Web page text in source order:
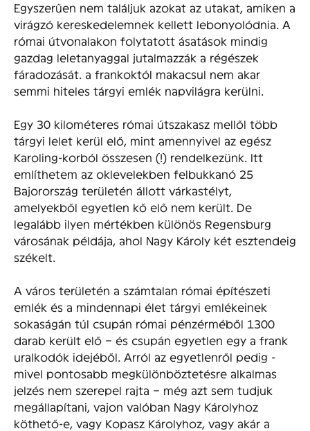
Egyszerűen nem találjuk azokat az utakat, amiken a
virágzó kereskedelemnek kellett lebonyolódnia. A
római útvonalakon folytatott ásatások mindig
gazdag leletanyaggal jutalmazzák a régészek
fáradozását. a frankoktól makacsul nem akar
semmi hiteles tárgyi emlék napvilágra kerülni.
Egy 30 kilométeres római útszakasz mellől több
tárgyi lelet kerül elő, mint amennyivel az egész
Karoling-korból összesen (!) rendelkezünk. Itt
említhetem az oklevelekben felbukkanó 25
Bajorország területén állott várkastélyt,
amelyekből egyetlen kő elő nem került. De
legalább ilyen mértékben különös Regensburg
városának példája, ahol Nagy Károly két esztendeig
székelt.
A város területén a számtalan római építészeti
emlék és a mindennapi élet tárgyi emlékeinek
sokaságán túl csupán római pénzérméből 1300
darab került elő – és csupán egyetlen egy a frank
uralkodók idejéből. Arról az egyetlenről pedig ­
mivel pontosabb megkülönböztetésre alkalmas
jelzés nem szerepel rajta – még azt sem tudjuk
megállapítani, vajon valóban Nagy Károlyhoz
köthető-e, vagy Kopasz Károlyhoz, vagy akár a